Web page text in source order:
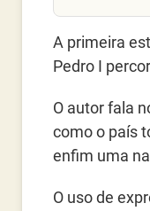
A primeira
Pedro I
O autor fala
como o país
enfim uma
O uso de